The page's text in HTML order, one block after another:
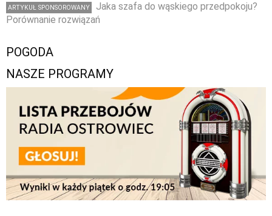
ARTYKUŁ SPONSOROWANY
Jaka szafa do wąskiego przedpokoju?
Porównanie rozwiązań
POGODA
NASZE PROGRAMY